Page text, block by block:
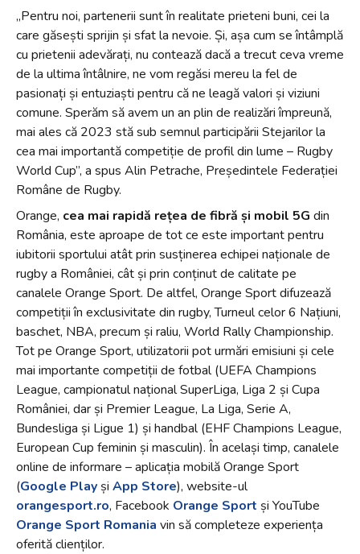
„Pentru noi, partenerii sunt în realitate prieteni buni, cei la
care găsești sprijin și sfat la nevoie. Și, așa cum se întâmplă
cu prietenii adevărați, nu contează dacă a trecut ceva vreme
de la ultima întâlnire, ne vom regăsi mereu la fel de
pasionați și entuziaști pentru că ne leagă valori și viziuni
comune. Sperăm să avem un an plin de realizări împreună,
mai ales că 2023 stă sub semnul participării Stejarilor la
cea mai importantă competiție de profil din lume – Rugby
World Cup”, a spus Alin Petrache, Președintele Federației
Române de Rugby.
Orange, cea mai rapidă rețea de fibră și mobil 5G din
România, este aproape de tot ce este important pentru
iubitorii sportului atât prin susținerea echipei naționale de
rugby a României, cât și prin conținut de calitate pe
canalele Orange Sport. De altfel, Orange Sport difuzează
competiții în exclusivitate din rugby, Turneul celor 6 Națiuni,
baschet, NBA, precum și raliu, World Rally Championship.
Tot pe Orange Sport, utilizatorii pot urmări emisiuni și cele
mai importante competiții de fotbal (UEFA Champions
League, campionatul național SuperLiga, Liga 2 și Cupa
României, dar și Premier League, La Liga, Serie A,
Bundesliga și Ligue 1) și handbal (EHF Champions League,
European Cup feminin și masculin). În același timp, canalele
online de informare – aplicația mobilă Orange Sport
(Google Play și App Store), website-ul
orangesport.ro, Facebook Orange Sport și YouTube
Orange Sport Romania vin să completeze experiența
oferită clienților.